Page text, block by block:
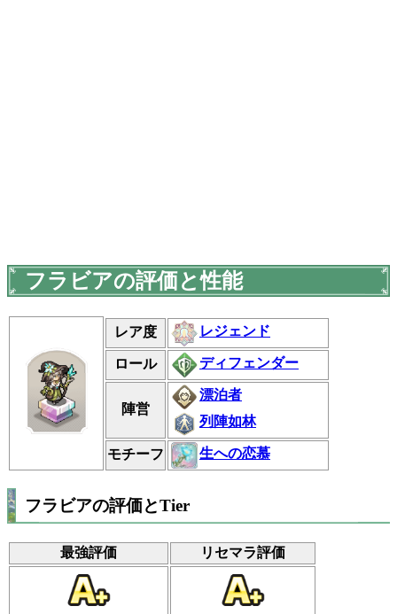
フラビアの評価と性能
レア度 レジェンド
ロール ディフェンダー
陣営
漂泊者
列陣如林
モチーフ 生への恋慕
フラビアの評価とTier
最強評価 リセマラ評価